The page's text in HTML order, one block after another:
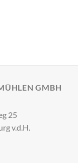
GMBH
25
v.d.H.